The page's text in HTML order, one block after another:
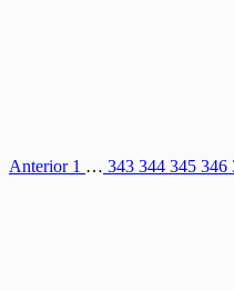
Anterior 1 … 343 344 345 346